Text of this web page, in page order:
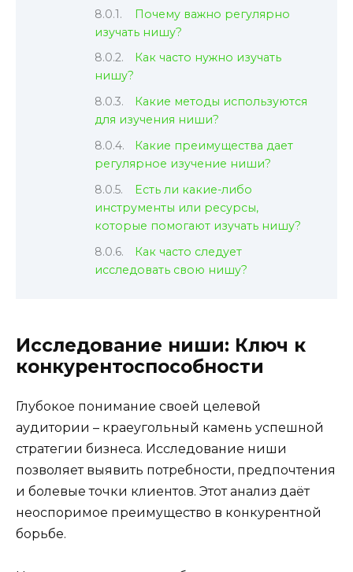
Почему важно регулярно
изучать нишу?
Как часто нужно изучать
нишу?
Какие методы используются
для изучения ниши?
Какие преимущества дает
регулярное изучение ниши?
Есть ли какие-либо
инструменты или ресурсы,
которые помогают изучать нишу?
Как часто следует
исследовать свою нишу?
Исследование ниши: Ключ к
конкурентоспособности
Глубокое понимание своей целевой
аудитории – краеугольный камень успешной
стратегии бизнеса. Исследование ниши
позволяет выявить потребности, предпочтения
и болевые точки клиентов. Этот анализ даёт
неоспоримое преимущество в конкурентной
борьбе.